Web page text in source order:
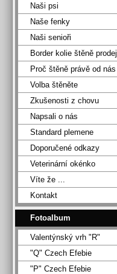
Naši psi
Naše fenky
Naši senioři
Border kolie štěně prodej
Proč štěně právě od nás
Volba štěněte
Zkušenosti z chovu
Napsali o nás
Standard plemene
Doporučené odkazy
Veterinární okénko
Víte že ...
Kontakt
Fotoalbum
Valentýnský vrh "R"
"Q" Czech Efebie
"P" Czech Efebie